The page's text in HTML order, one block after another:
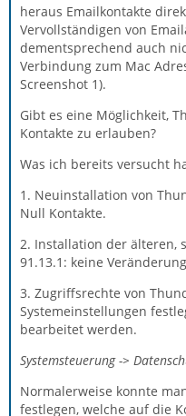
heraus Emailkontakte
Vervollständigen von
dementsprechend auch
Verbindung zum Mac
Screenshot 1).
Gibt es eine Möglichkeit,
Kontakte zu erlauben?
Was ich bereits versucht
1. Neuinstallation von
Null Kontakte.
2. Installation der älteren,
91.13.1: keine
3. Zugriffsrechte von
Systemeinstellungen
bearbeitet werden.
Systemsteuerung ->
Normalerweise konnte
festlegen, welche auf die